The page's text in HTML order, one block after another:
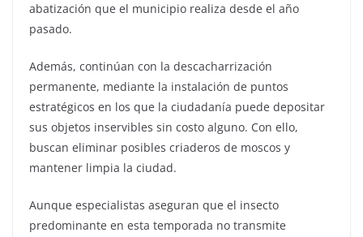
abatización que el municipio realiza desde el año
pasado.
Además, continúan con la descacharrización
permanente, mediante la instalación de puntos
estratégicos en los que la ciudadanía puede depositar
sus objetos inservibles sin costo alguno. Con ello,
buscan eliminar posibles criaderos de moscos y
mantener limpia la ciudad.
Aunque especialistas aseguran que el insecto
predominante en esta temporada no transmite